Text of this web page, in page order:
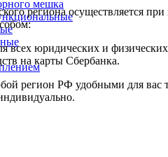
мешка
региона осуществляется
всех юридических и
на карты Сбербанка.
регион РФ удобными для